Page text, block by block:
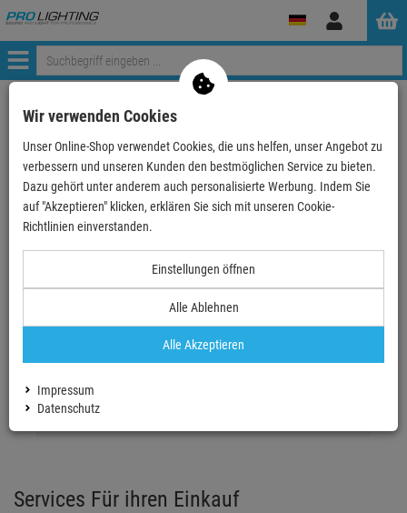
Anmelden
Menü
zurück zum Artikel
EchteBewertungen
Einloggen und Bewertung schreiben
Services Für ihren Einkauf
Wir verwenden Cookies
Unser Online-Shop verwendet Cookies, die uns helfen, unser Angebot zu
verbessern und unseren Kunden den bestmöglichen Service zu bieten.
Dazu gehört unter anderem auch personalisierte Werbung. Indem Sie
auf "Akzeptieren" klicken, erklären Sie sich mit unseren Cookie-
Richtlinien einverstanden.
Einstellungen öffnen
Alle Ablehnen
Alle Akzeptieren
Impressum
Datenschutz